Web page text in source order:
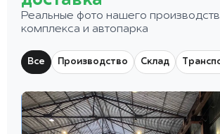
Реальные фото нашего
комплекса и автопарка
Все Производство Склад